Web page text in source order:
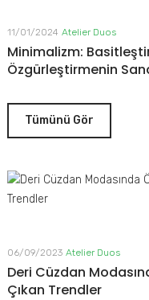
11/01/2024 Atelier Duos
Minimalizm:
Özgürleştirmenin
Tümünü Gör
06/09/2023 Atelier Duos
Deri Cüzdan
Çıkan Trendler